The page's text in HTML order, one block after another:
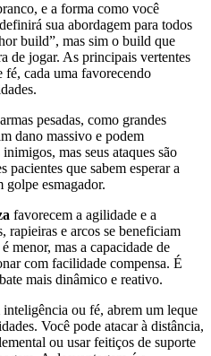
e a forma como você
sua abordagem para todos
build”, mas sim o build que
de jogar. As principais vertentes
fé, cada uma favorecendo
pesadas, como grandes
dano massivo e podem
mas seus ataques são
pacientes que sabem esperar a
golpe esmagador.
favorecem a agilidade e a
rapieiras e arcos se beneficiam
menor, mas a capacidade de
com facilidade compensa. É
mais dinâmico e reativo.
ou fé, abrem um leque
Você pode atacar à distância,
ou usar feitiços de suporte